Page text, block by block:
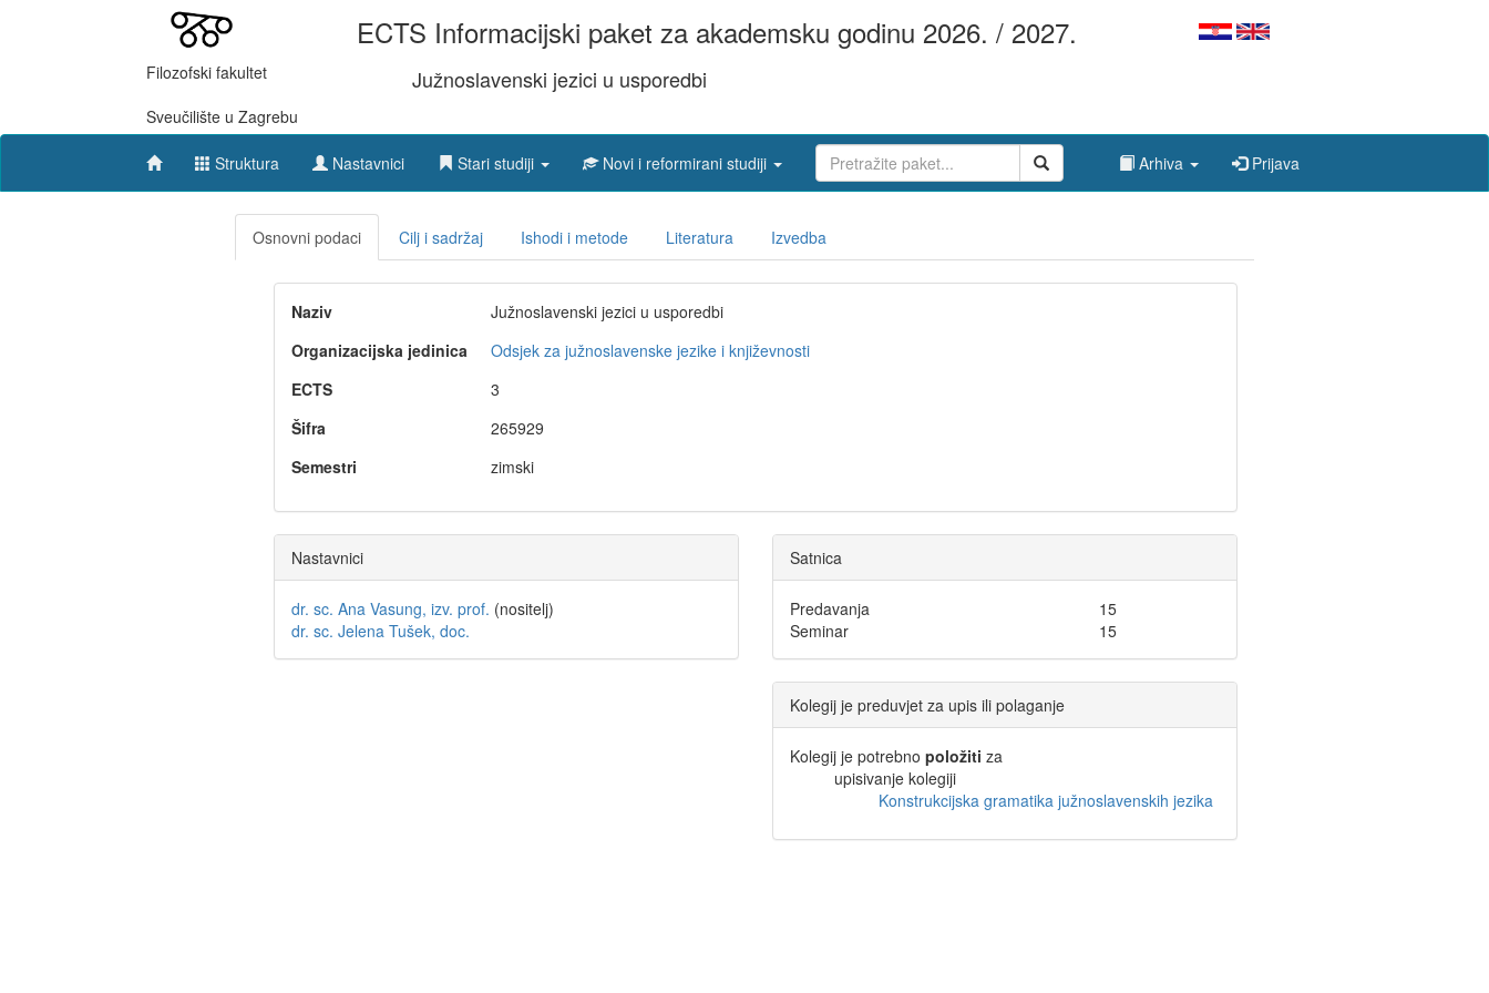
Filozofski fakultet
Sveučilište u Zagrebu
ECTS Informacijski paket za akademsku godinu 2026. / 2027.
Južnoslavenski jezici u usporedbi
Struktura Nastavnici Stari studiji Novi i reformirani studiji Arhiva Prijava
Osnovni podaci Cilj i sadržaj Ishodi i metode Literatura Izvedba
Naziv
Južnoslavenski jezici u usporedbi
Organizacijska jedinica
Odsjek za južnoslavenske jezike i književnosti
ECTS
3
Šifra
265929
Semestri
zimski
Nastavnici
dr. sc. Ana Vasung, izv. prof. (nositelj)
dr. sc. Jelena Tušek, doc.
Satnica
Predavanja
15
Seminar
15
Kolegij je preduvjet za upis ili polaganje
Kolegij je potrebno položiti za
upisivanje kolegiji
Konstrukcijska gramatika južnoslavenskih jezika